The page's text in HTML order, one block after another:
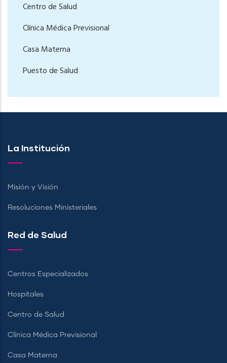
Centro de Salud
Clínica Médica Previsional
Casa Materna
Puesto de Salud
La Institución
Misión y Visión
Resoluciones Ministeriales
Red de Salud
Centros Especializados
Hospitales
Centro de Salud
Clínica Médica Previsional
Casa Materna